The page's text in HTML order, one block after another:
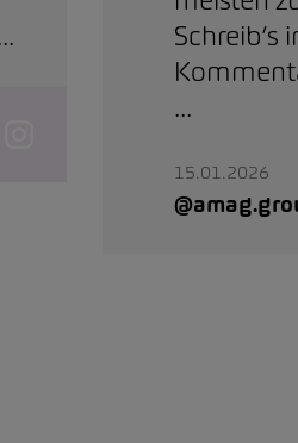
Schreib’s
...
15.01.2026